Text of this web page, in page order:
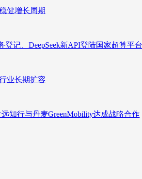
健增长周期
记、DeepSeek新API登陆国家超算平台
业长期扩容
知行与丹麦GreenMobility达成战略合作